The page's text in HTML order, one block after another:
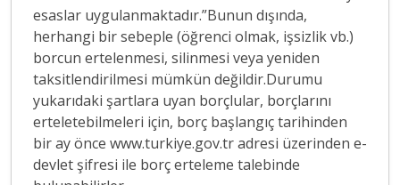
esaslar uygulanmaktadır.”Bunun dışında,
herhangi bir sebeple (öğrenci olmak, işsizlik vb.)
borcun ertelenmesi, silinmesi veya yeniden
taksitlendirilmesi mümkün değildir.Durumu
yukarıdaki şartlara uyan borçlular, borçlarını
erteletebilmeleri için, borç başlangıç tarihinden
bir ay önce www.turkiye.gov.tr adresi üzerinden e-
devlet şifresi ile borç erteleme talebinde